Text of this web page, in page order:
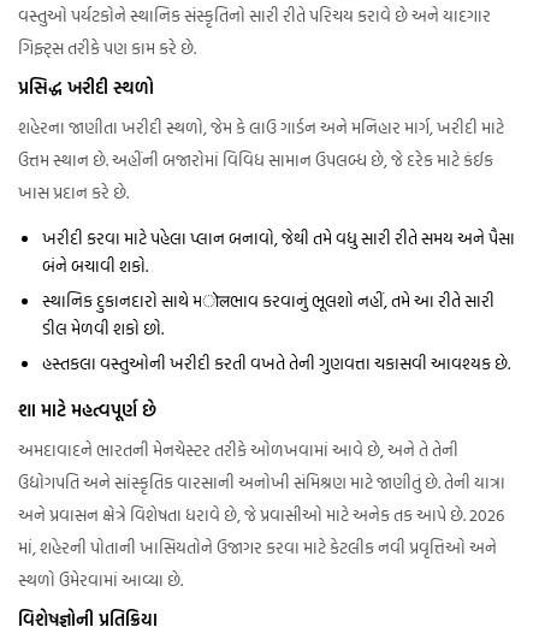
વસ્તુઓ પર્યટકોને સ્થાનિક સંસ્કૃતિનો સારી રીતે પરિચય કરાવે છે અને યાદગાર
ગિફ્ટ્સ તરીકે પણ કામ કરે છે.
પ્રસિદ્ધ ખરીદી સ્થળો
શહેરના જાણીતા ખરીદી સ્થળો, જેમ કે લાઉ ગાર્ડન અને મનિહાર માર્ગ, ખરીદી માટે
ઉત્તમ સ્થાન છે. અહીંની બજારોમાં વિવિધ સામાન ઉપલબ્ધ છે, જે દરેક માટે કંઈક
ખાસ પ્રદાન કરે છે.
ખરીદી કરવા માટે પહેલા પ્લાન બનાવો, જેથી તમે વધુ સારી રીતે સમય અને પૈસા
બંને બચાવી શકો.
સ્થાનિક દુકાનદારો સાથે મोलભાવ કરવાનું ભૂલશો નહીં, તમે આ રીતે સારી
ડીલ મેળવી શકો છો.
હસ્તકલા વસ્તુઓની ખરીદી કરતી વખતે તેની ગુણવત્તા ચકાસવી આવશ્યક છે.
શા માટે મહત્વપૂર્ણ છે
અમદાવાદને ભારતની મેનચેસ્ટર તરીકે ઓળખવામાં આવે છે, અને તે તેની
ઉદ્યોગપતિ અને સાંસ્કૃતિક વારસાની અનોખી સંમિશ્રણ માટે જાણીતું છે. તેની યાત્રા
અને પ્રવાસન ક્ષેત્રે વિશેષતા ધરાવે છે, જે પ્રવાસીઓ માટે અનેક તક આપે છે. 2026
માં, શહેરની પોતાની ખાસિયતોને ઉજાગર કરવા માટે કેટલીક નવી પ્રવૃત્તિઓ અને
સ્થળો ઉમેરવામાં આવ્યા છે.
વિશેષજ્ઞોની પ્રતિક્રિયા